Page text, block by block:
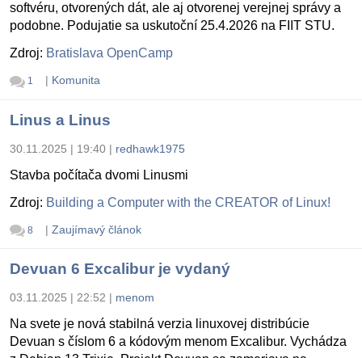
softvéru, otvorených dát, ale aj otvorenej verejnej správy a
podobne. Podujatie sa uskutoční 25.4.2026 na FIIT STU.
Zdroj: Bratislava OpenCamp
1 | Komunita
Linus a Linus
30.11.2025 | 19:40 | redhawk1975
Stavba počítača dvomi Linusmi
Zdroj: Building a Computer with the CREATOR of Linux!
8 | Zaujímavý článok
Devuan 6 Excalibur je vydaný
03.11.2025 | 22:52 | menom
Na svete je nová stabilná verzia linuxovej distribúcie
Devuan s číslom 6 a kódovým menom Excalibur. Vychádza